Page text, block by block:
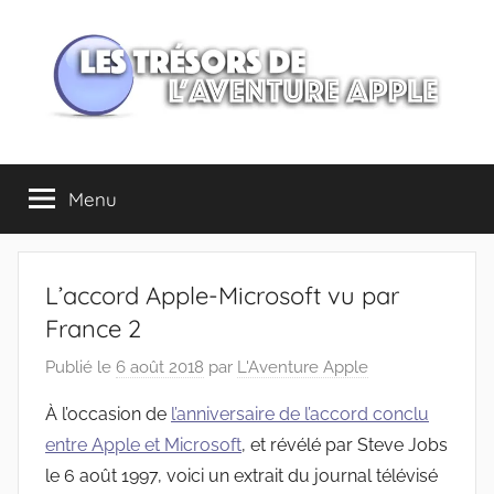
contenu
Les
trésors
de
l'Aventure
Apple
Menu
L’accord Apple-Microsoft vu par
France 2
Publié le 6 août 2018 par L'Aventure Apple
À l’occasion de l’anniversaire de l’accord conclu
entre Apple et Microsoft, et révélé par Steve Jobs
le 6 août 1997, voici un extrait du journal télévisé